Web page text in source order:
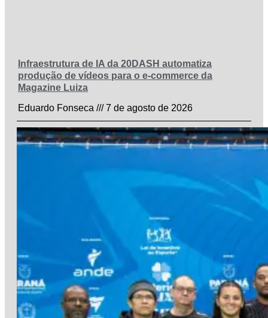
Infraestrutura de IA da 20DASH automatiza
produção de vídeos para o e-commerce da
Magazine Luiza
Eduardo Fonseca
7 de agosto de 2026